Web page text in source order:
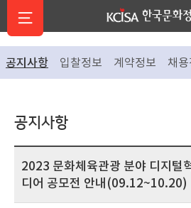
공지사항 입찰정보 계약정보 채
공지사항
2023 문화체육관광 분야 디지털
디어 공모전 안내(09.12~10.20)